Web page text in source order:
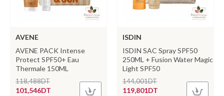
AVENE
AVENE PACK Intense
Protect SPF50+ Eau
Thermale 150ML
101,546DT
118,488DT
ISDIN
ISDIN SAC Spray SPF50
250ML + Fusion Water Magic
Light SPF50
119,801DT
144,001DT